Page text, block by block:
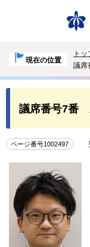
現在の位置
ト
議席
議席番号7番
ページ番号1002497